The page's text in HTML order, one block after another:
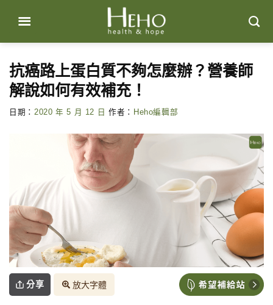
content
抗癌路上蛋白質不夠怎麼辦？營養師
解說如何有效補充！
日期： 2020 年 5 月 12 日 作者： Heho編輯部
分享 放大字體